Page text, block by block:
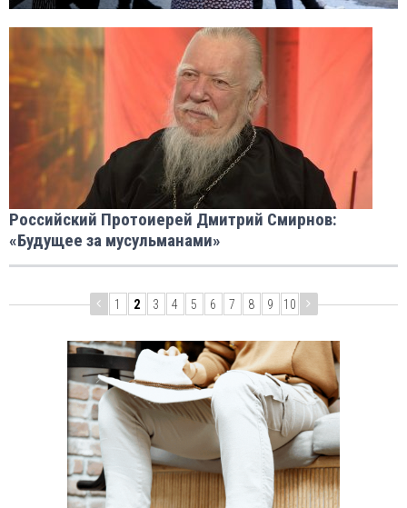
Российский Протоиерей Дмитрий Смирнов:
«Будущее за мусульманами»
1 2 3 4 5 6 7 8 9 10